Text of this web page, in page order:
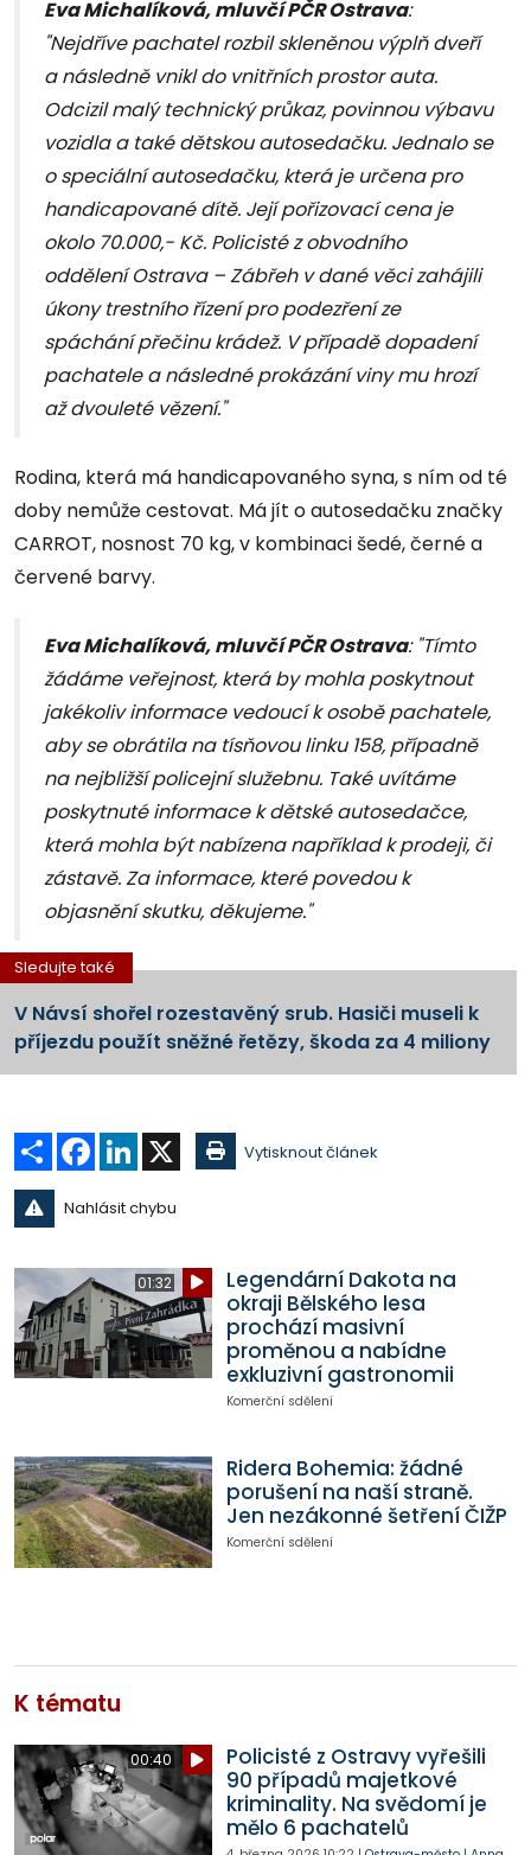
Eva Michalíková, mluvčí PČR Ostrava:
"Nejdříve pachatel rozbil skleněnou výplň dveří
a následně vnikl do vnitřních prostor auta.
Odcizil malý technický průkaz, povinnou výbavu
vozidla a také dětskou autosedačku. Jednalo se
o speciální autosedačku, která je určena pro
handicapované dítě. Její pořizovací cena je
okolo 70.000,- Kč. Policisté z obvodního
oddělení Ostrava – Zábřeh v dané věci zahájili
úkony trestního řízení pro podezření ze
spáchání přečinu krádež. V případě dopadení
pachatele a následné prokázání viny mu hrozí
až dvouleté vězení."
Rodina, která má handicapovaného syna, s ním od té
doby nemůže cestovat. Má jít o autosedačku značky
CARROT, nosnost 70 kg, v kombinaci šedé, černé a
červené barvy.
Eva Michalíková, mluvčí PČR Ostrava: "Tímto
žádáme veřejnost, která by mohla poskytnout
jakékoliv informace vedoucí k osobě pachatele,
aby se obrátila na tísňovou linku 158, případně
na nejbližší policejní služebnu. Také uvítáme
poskytnuté informace k dětské autosedačce,
která mohla být nabízena například k prodeji, či
zástavě. Za informace, které povedou k
objasnění skutku, děkujeme."
Sledujte také
V Návsí shořel rozestavěný srub. Hasiči museli k
příjezdu použít sněžné řetězy, škoda za 4 miliony
Sdílet Facebook
LinkedIn Vytisknout článek
Nahlásit chybu
01:32
Legendární Dakota na
okraji Bělského lesa
prochází masivní
proměnou a nabídne
exkluzivní gastronomii
Komerční sdělení
Ridera Bohemia: žádné
porušení na naší straně.
Jen nezákonné šetření ČIŽP
Komerční sdělení
K tématu
00:40
Policisté z Ostravy vyřešili
90 případů majetkové
kriminality. Na svědomí je
mělo 6 pachatelů